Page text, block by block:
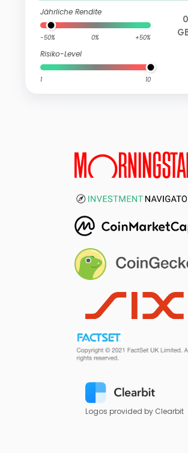
Jährliche Rendite
-50% 0% +50%
Risiko-Level
1 10
Logos provided by Clearbit